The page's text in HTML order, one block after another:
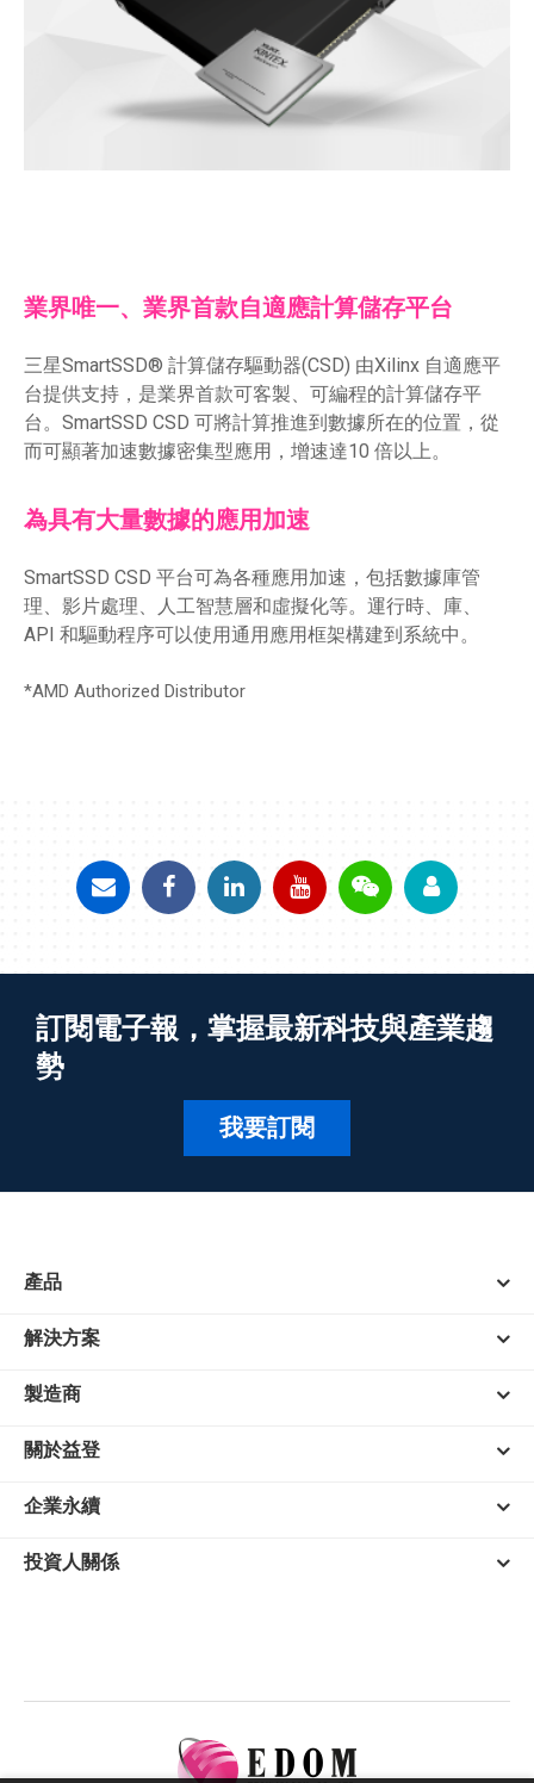
業界唯一、業界首款自適應計算儲存平台
三星SmartSSD® 計算儲存驅動器(CSD) 由Xilinx 自適應平
台提供支持，是業界首款可客製、可編程的計算儲存平
台。SmartSSD CSD 可將計算推進到數據所在的位置，從
而可顯著加速數據密集型應用，增速達10 倍以上。
為具有大量數據的應用加速
SmartSSD CSD 平台可為各種應用加速，包括數據庫管
理、影片處理、人工智慧層和虛擬化等。運行時、庫、
API 和驅動程序可以使用通用應用框架構建到系統中。​
*AMD Authorized Distributor
訂閱電子報，掌握最新科技與產業趨
勢
我要訂閱
產品
解決方案
製造商
關於益登
企業永續
投資人關係